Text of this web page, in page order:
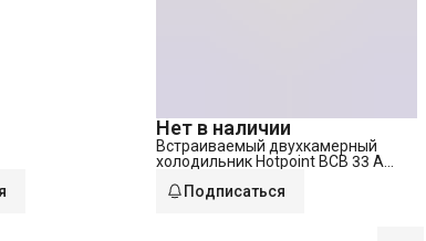
Нет в наличии
Встраиваемый двухкамерный
холодильник Hotpoint BCB 33 A
Подписаться